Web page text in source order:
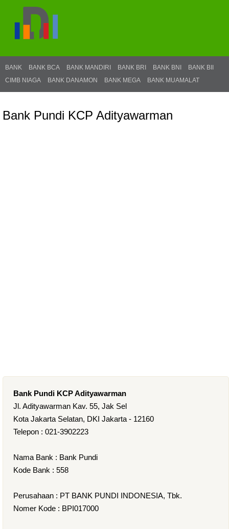
BANK BANK BCA BANK MANDIRI BANK BRI BANK BNI
BANK BII
CIMB NIAGA
BANK DANAMON BANK MEGA BANK MUAMALAT
Bank Pundi KCP Adityawarman
Bank Pundi KCP Adityawarman
Jl. Adityawarman Kav. 55, Jak Sel
Kota Jakarta Selatan, DKI Jakarta - 12160
Telepon : 021-3902223
Nama Bank : Bank Pundi
Kode Bank : 558
Perusahaan : PT BANK PUNDI INDONESIA, Tbk.
Nomer Kode : BPI017000